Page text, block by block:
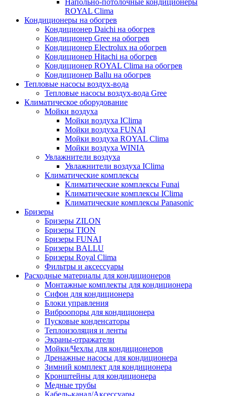
Напольно-потолочные кондиционеры
ROYAL Clima
Кондиционеры на обогрев
Кондиционер Daichi на обогрев
Кондиционер Gree на обогрев
Кондиционер Electrolux на обогрев
Кондиционер Hitachi на обогрев
Кондиционер ROYAL Clima на обогрев
Кондиционер Ballu на обогрев
Тепловые насосы воздух-вода
Тепловые насосы воздух-вода Gree
Климатическое оборудование
Мойки воздуха
Мойки воздуха IClima
Мойки воздуха FUNAI
Мойки воздуха ROYAL Clima
Мойки воздуха WINIA
Увлажнители воздуха
Увлажнители воздуха IClima
Климатические комплексы
Климатические комплексы Funai
Климатические комплексы IClima
Климатические комплексы Panasonic
Бризеры
Бризеры ZILON
Бризеры TION
Бризеры FUNAI
Бризеры BALLU
Бризеры Royal Clima
Фильтры и аксессуары
Расходные материалы для кондиционеров
Монтажные комплекты для кондиционера
Сифон для кондиционера
Блоки управления
Виброопоры для кондиционера
Пусковые конденсаторы
Теплоизоляция и ленты
Экраны-отражатели
Мойки/Чехлы для кондиционеров
Дренажные насосы для кондиционера
Зимний комплект для кондиционера
Кронштейны для кондиционера
Медные трубы
Кабель-канал/Аксессуары